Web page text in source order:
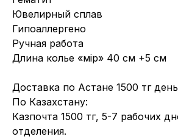
Ювелирный сплав
Гипоаллергено
Ручная работа
Длина колье «өмір» 40 см +5 см
Доставка по Астане 1500 тг
По Казахстану:
Казпочта 1500 тг, 5-7 рабочих
отделения.